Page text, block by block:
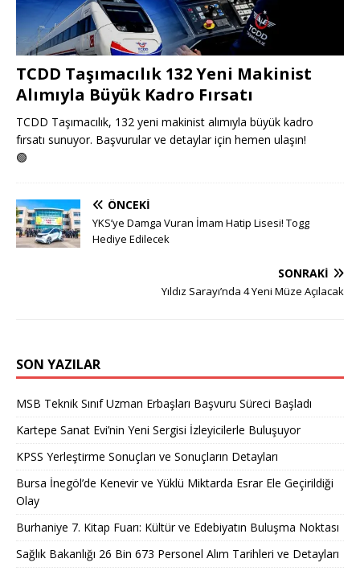
TCDD Taşımacılık 132 Yeni Makinist
Alımıyla Büyük Kadro Fırsatı
TCDD Taşımacılık, 132 yeni makinist alımıyla büyük kadro
fırsatı sunuyor. Başvurular ve detaylar için hemen ulaşın!
🟢
ÖNCEKI
YKS’ye Damga Vuran İmam Hatip Lisesi! Togg
Hediye Edilecek
SONRAKI
Yıldız Sarayı’nda 4 Yeni Müze Açılacak
SON YAZILAR
MSB Teknik Sınıf Uzman Erbaşları Başvuru Süreci Başladı
Kartepe Sanat Evi’nin Yeni Sergisi İzleyicilerle Buluşuyor
KPSS Yerleştirme Sonuçları ve Sonuçların Detayları
Bursa İnegöl’de Kenevir ve Yüklü Miktarda Esrar Ele Geçirildiği
Olay
Burhaniye 7. Kitap Fuarı: Kültür ve Edebiyatın Buluşma Noktası
Sağlık Bakanlığı 26 Bin 673 Personel Alım Tarihleri ve Detayları